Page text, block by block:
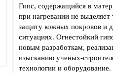
Гипс, содержащийся в
при нагревании не
защиту кожных покровов и
ситуациях. Огнестойкий
новым разработкам,
изысканию ученых-
технологии и